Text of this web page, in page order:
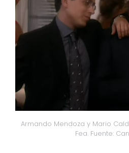
Armando Mendoza y Mario
Fea. Fuente: